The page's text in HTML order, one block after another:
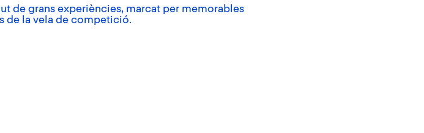
de grans experiències, marcat per memorables
de la vela de competició.